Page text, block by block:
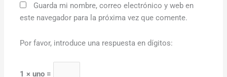
Guarda mi nombre, correo electrónico y web en
este navegador para la próxima vez que comente.
Por favor, introduce una respuesta en dígitos:
1 × uno =